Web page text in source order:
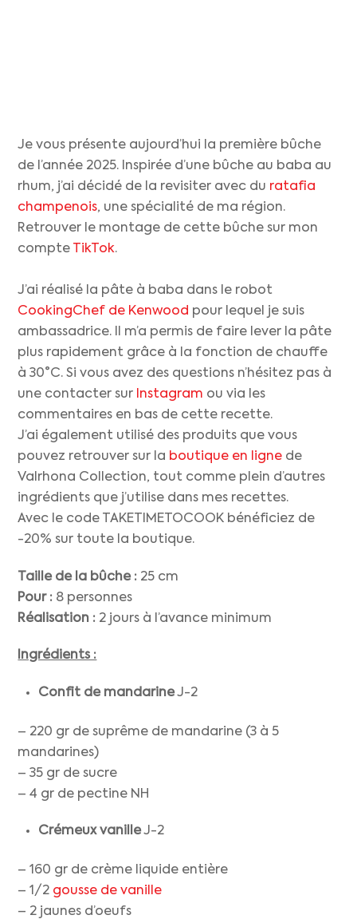
Je vous présente aujourd’hui la première bûche
de l’année 2025. Inspirée d’une bûche au baba au
rhum, j’ai décidé de la revisiter avec du ratafia
champenois, une spécialité de ma région.
Retrouver le montage de cette bûche sur mon
compte
TikTok.
J’ai réalisé la pâte à baba dans le robot
CookingChef de Kenwood pour lequel je suis
ambassadrice. Il m’a permis de faire lever la pâte
plus rapidement grâce à la fonction de chauffe
à 30°C. Si vous avez des questions n’hésitez pas à
une contacter sur Instagram ou via les
commentaires en bas de cette recette.
J’ai également utilisé des produits que vous
pouvez retrouver sur la boutique en ligne de
Valrhona Collection, tout comme plein d’autres
ingrédients que j’utilise dans mes recettes.
Avec le code TAKETIMETOCOOK bénéficiez de
-20% sur toute la boutique.
Taille de la bûche : 25 cm
Pour : 8 personnes
Réalisation : 2 jours à l’avance minimum
Ingrédients :
Confit de mandarineJ-2
– 220 gr de suprême de mandarine (3 à 5
mandarines)
– 35 gr de sucre
– 4 gr de pectine NH
Crémeux vanilleJ-2
– 160 gr de crème liquide entière
– 1/2 gousse de vanille
– 2 jaunes d’oeufs